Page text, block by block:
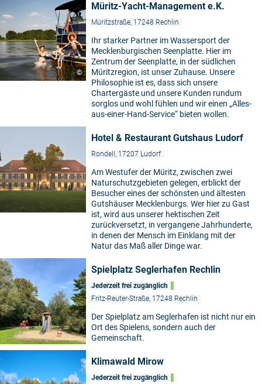
©
Müritz-Yacht-Management e.K.
Müritzstraße, 17248 Rechlin
Ihr starker Partner im Wassersport der
Mecklenburgischen Seenplatte. Hier im
Zentrum der Seenplatte, in der südlichen
Müritzregion, ist unser Zuhause. Unsere
Philosophie ist es, dass sich unsere
Chartergäste und unsere Kunden rundum
sorglos und wohl fühlen und wir einen „Alles-
aus-einer-Hand-Service“ bieten wollen.
Hotel & Restaurant Gutshaus Ludorf
Rondell, 17207 Ludorf
Am Westufer der Müritz, zwischen zwei
Naturschutzgebieten gelegen, erblickt der
Besucher eines der schönsten und ältesten
Gutshäuser Mecklenburgs. Wer hier zu Gast
ist, wird aus unserer hektischen Zeit
zurückversetzt, in vergangene Jahrhunderte,
in denen der Mensch im Einklang mit der
Natur das Maß aller Dinge war.
Spielplatz Seglerhafen Rechlin
Jederzeit frei zugänglich
Fritz-Reuter-Straße, 17248 Rechlin
Der Spielplatz am Seglerhafen ist nicht nur ein
Ort des Spielens, sondern auch der
Gemeinschaft.
Klimawald Mirow
Jederzeit frei zugänglich